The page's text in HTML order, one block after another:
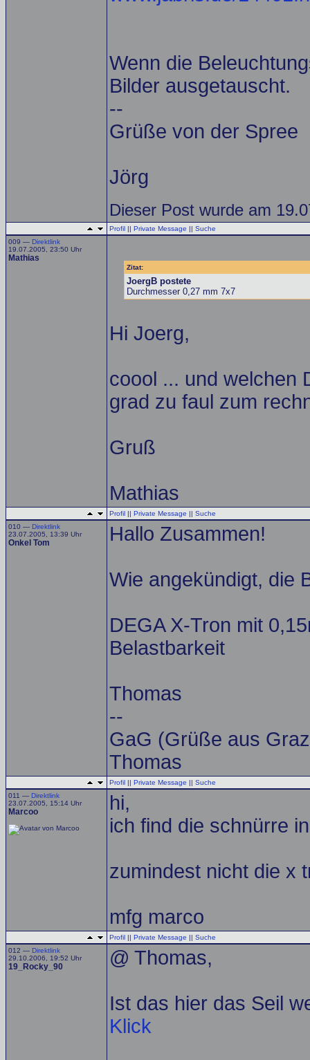
Wenn die
Bilder ausgetauscht.
--
Grüße von der Spree
Jörg
Dieser Post wurde am
Profil || Private Message || Suche
009 — Direktlink
19.07.2005, 23:50 Uhr
Mathias
Zitat:
JoergB postete
Durchmesser 0,27 mm 7x7
Hi Joerg,
coool ... und welchen
grad zu faul zum
Gruß
Mathias
Profil || Private Message || Suche
010 — Direktlink
23.07.2005, 13:39 Uhr
Onkel Tom Hallo Zusammen!
Wie angekündigt, die
DEGA X-Tron mit
Belastbarkeit
Thomas
--
GaG (Grüße aus
Thomas
Profil || Private Message || Suche
011 — Direktlink
23.07.2005, 15:14 Uhr
Marcoo
hi,
ich find die schnürre
zumindest nicht die x
mfg marco
Profil || Private Message || Suche
012 — Direktlink
29.10.2006, 19:52 Uhr
19_Rocky_90 @ Thomas,
Ist das hier das Seil
Klick